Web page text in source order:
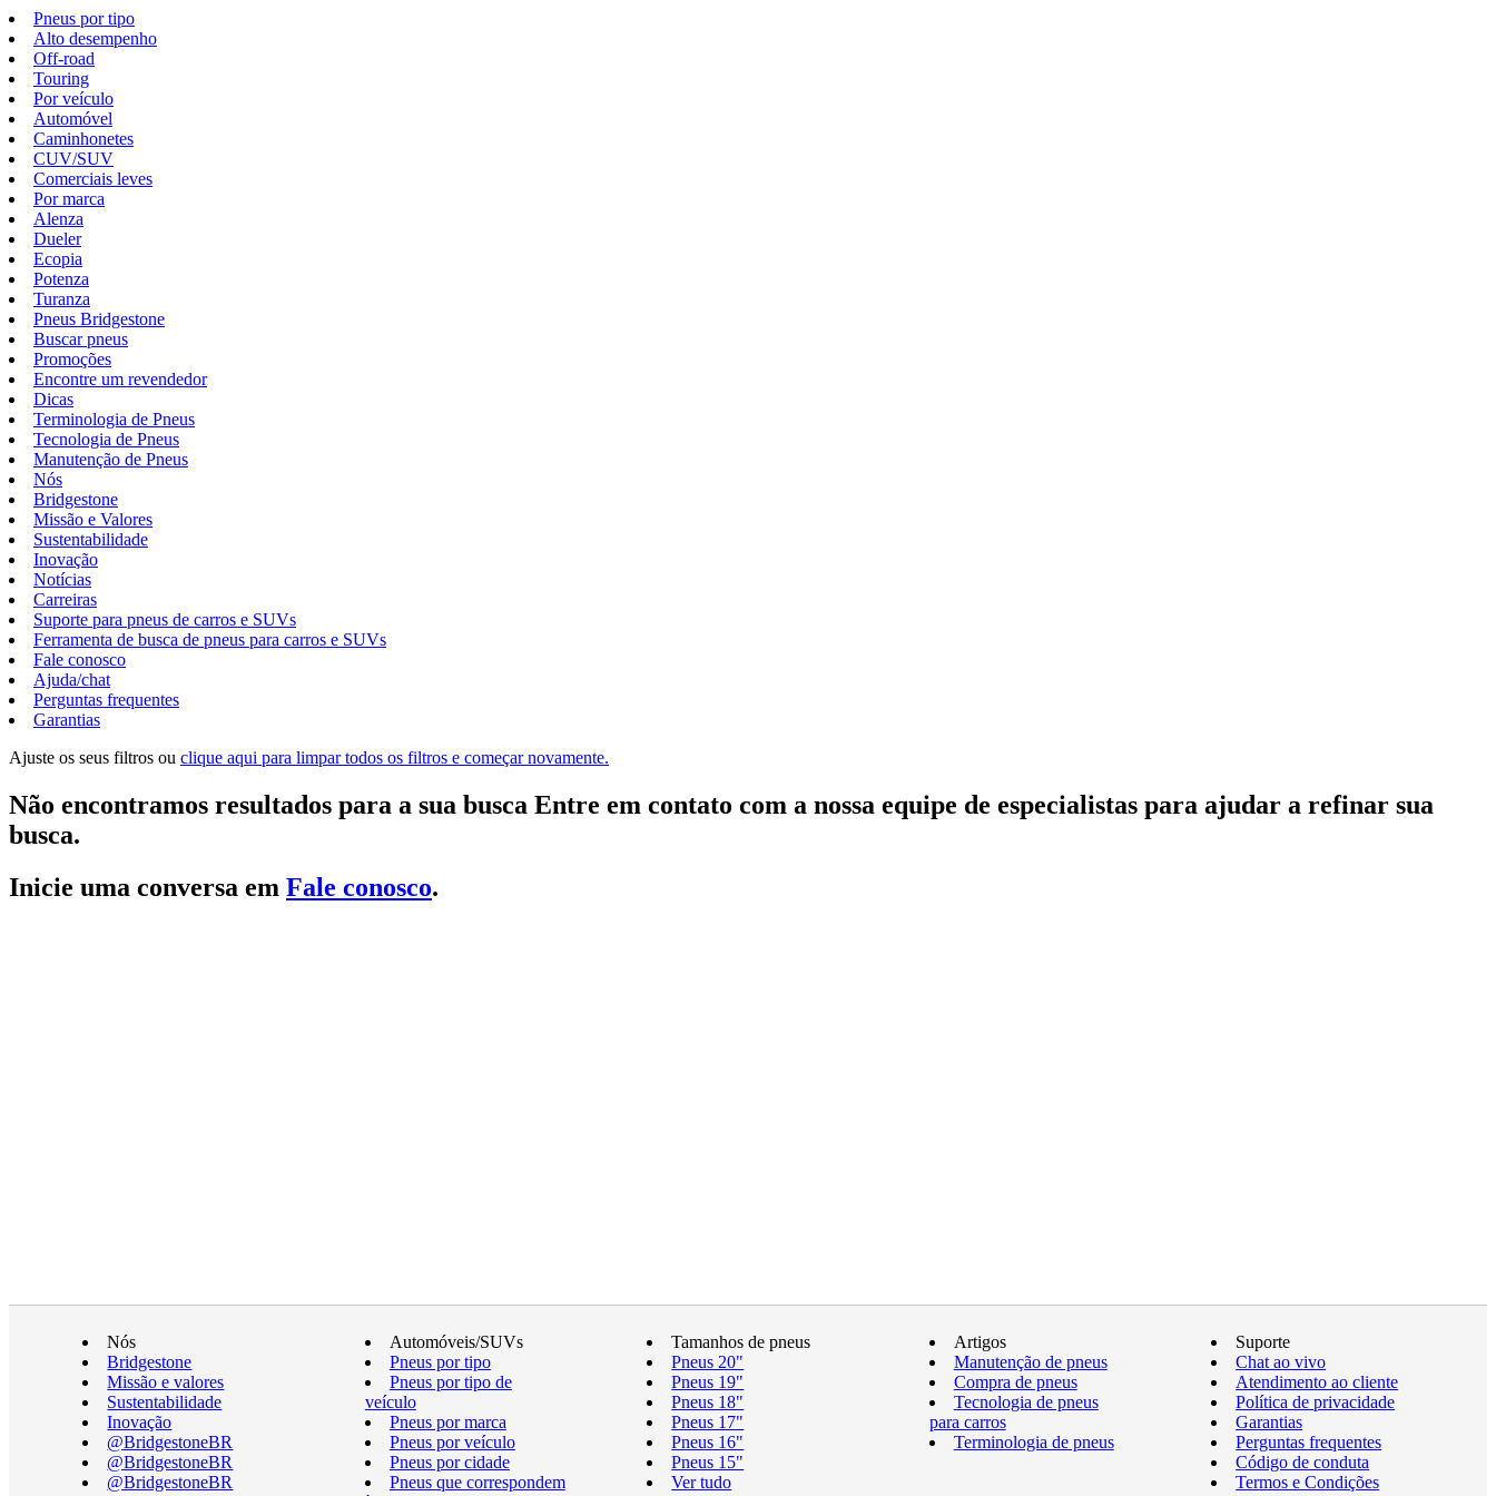
Pneus por tipo
Alto desempenho
Off-road
Touring
Por veículo
Automóvel
Caminhonetes
CUV/SUV
Comerciais leves
Por marca
Alenza
Dueler
Ecopia
Potenza
Turanza
Pneus Bridgestone
Buscar pneus
Promoções
Encontre um revendedor
Dicas
Terminologia de Pneus
Tecnologia de Pneus
Manutenção de Pneus
Nós
Bridgestone
Missão e Valores
Sustentabilidade
Inovação
Notícias
Carreiras
Suporte para pneus de carros e SUVs
Ferramenta de busca de pneus para carros e SUVs
Fale conosco
Ajuda/chat
Perguntas frequentes
Garantias
Ajuste os seus filtros ou clique aqui para limpar todos os filtros e começar novamente.
Não encontramos resultados para a sua busca Entre em contato com a nossa equipe de especialistas para ajudar a refinar sua
busca.
Inicie uma conversa em Fale conosco.
Nós
Bridgestone
Missão e valores
Sustentabilidade
Inovação
@BridgestoneBR
@BridgestoneBR
@BridgestoneBR
Automóveis/SUVs
Pneus por tipo
Pneus por tipo de
veículo
Pneus por marca
Pneus por veículo
Pneus por cidade
Pneus que correspondem
Tamanhos de pneus
Pneus 20"
Pneus 19"
Pneus 18"
Pneus 17"
Pneus 16"
Pneus 15"
Ver tudo
Artigos
Manutenção de pneus
Compra de pneus
Tecnologia de pneus
para carros
Terminologia de pneus
Suporte
Chat ao vivo
Atendimento ao cliente
Política de privacidade
Garantias
Perguntas frequentes
Código de conduta
Termos e Condições